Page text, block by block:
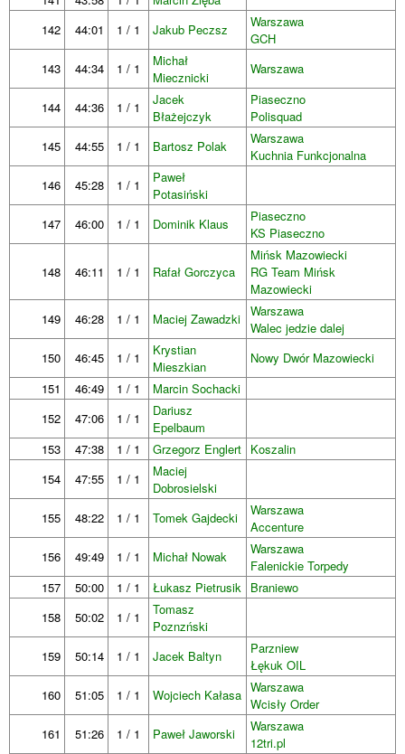
142
44:01 1 / 1 Jakub Peczsz
Warszawa
GCH
143
44:34 1 / 1
Michał
Miecznicki
Warszawa
144 44:36 1 / 1
Jacek
Błażejczyk
Piaseczno
Polisquad
145
44:55 1 / 1 Bartosz Polak
Warszawa
Kuchnia Funkcjonalna
146
45:28 1 / 1
Paweł
Potasiński
147
46:00 1 / 1 Dominik Klaus
Piaseczno
KS Piaseczno
148 46:11 1 / 1 Rafał Gorczyca
Mińsk Mazowiecki
RG Team Mińsk
Mazowiecki
149
46:28 1 / 1 Maciej Zawadzki Warszawa
Walec jedzie dalej
150
46:45 1 / 1
Krystian
Mieszkian
Nowy Dwór Mazowiecki
151
46:49 1 / 1
Marcin Sochacki
152
47:06 1 / 1
Dariusz
Epelbaum
153
47:38 1 / 1 Grzegorz Englert Koszalin
154
47:55 1 / 1
Maciej
Dobrosielski
155
48:22 1 / 1 Tomek Gajdecki
Warszawa
Accenture
156
49:49 1 / 1 Michał Nowak
Warszawa
Falenickie Torpedy
157
50:00 1 / 1 Łukasz Pietrusik Braniewo
158
50:02 1 / 1
Tomasz
Poznzński
159
50:14 1 / 1 Jacek Baltyn
Parzniew
Łękuk OIL
160
51:05 1 / 1 Wojciech Kałasa Warszawa
Wcisły Order
161
51:26 1 / 1 Paweł Jaworski
Warszawa
12tri.pl